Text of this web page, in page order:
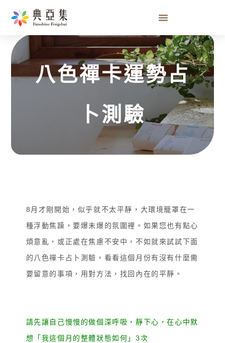
八色禪卡運勢占卜測驗
八色禪卡運勢占
卜測驗
8月才剛開始，似乎就不太平靜，大環境籠罩在一
種浮動焦躁，要爆未爆的氛圍裡。如果您也有點心
煩意亂，或正處在焦慮不安中，不如就來試試下面
的八色禪卡占卜測驗，看看這個月份有沒有什麼需
要留意的事項，用對方法，找回內在的平靜。
請先讓自己慢慢的做個深呼吸，靜下心，在心中默
想「我這個月的整體狀態如何」3次